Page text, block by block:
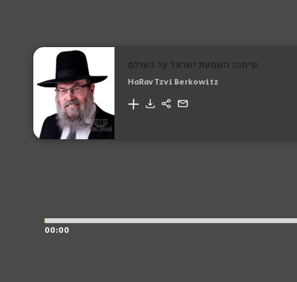
שיחה: השפעת ישראל על העולם
HaRav Tzvi Berkowitz
00:00